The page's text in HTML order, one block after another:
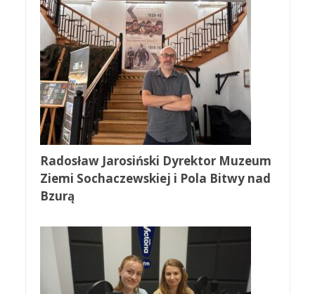
Radosław Jarosiński Dyrektor Muzeum
Ziemi Sochaczewskiej i Pola Bitwy nad
Bzurą